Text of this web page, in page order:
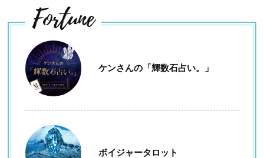
Fortune
ケンさんの「輝数石占い。」
ボイジャータロット